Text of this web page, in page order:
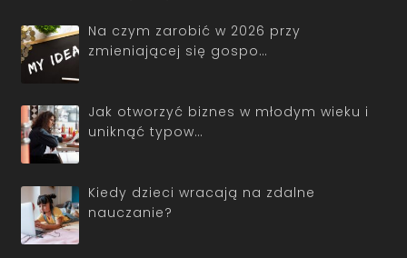
Na czym zarobić w 2026 przy
zmieniającej się gospo…
Jak otworzyć biznes w młodym wieku i
uniknąć typow…
Kiedy dzieci wracają na zdalne
nauczanie?